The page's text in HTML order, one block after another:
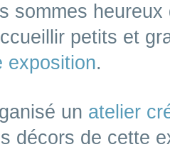
sommes heureux
petits et
exposition.
un atelier
décors de cette